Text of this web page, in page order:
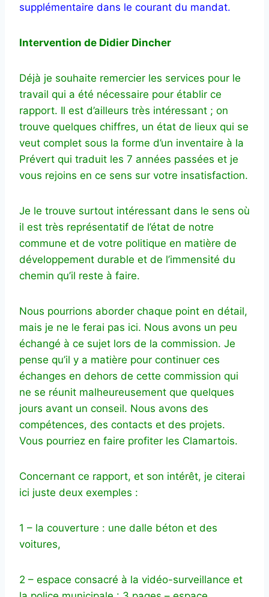
supplémentaire dans le courant du mandat.
Intervention de Didier Dincher
Déjà je souhaite remercier les services pour le
travail qui a été nécessaire pour établir ce
rapport. Il est d’ailleurs très intéressant ; on
trouve quelques chiffres, un état de lieux qui se
veut complet sous la forme d’un inventaire à la
Prévert qui traduit les 7 années passées et je
vous rejoins en ce sens sur votre insatisfaction.
Je le trouve surtout intéressant dans le sens où
il est très représentatif de l’état de notre
commune et de votre politique en matière de
développement durable et de l’immensité du
chemin qu’il reste à faire.
Nous pourrions aborder chaque point en détail,
mais je ne le ferai pas ici. Nous avons un peu
échangé à ce sujet lors de la commission. Je
pense qu’il y a matière pour continuer ces
échanges en dehors de cette commission qui
ne se réunit malheureusement que quelques
jours avant un conseil. Nous avons des
compétences, des contacts et des projets.
Vous pourriez en faire profiter les Clamartois.
Concernant ce rapport, et son intérêt, je citerai
ici juste deux exemples :
1 – la couverture : une dalle béton et des
voitures,
2 – espace consacré à la vidéo-surveillance et